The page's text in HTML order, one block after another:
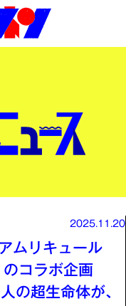
2025.11.20
ムリキュール
コラボ企画
の超生命体が、